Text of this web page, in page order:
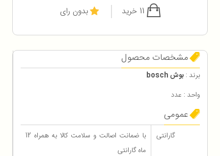
بدون رای
مشخصات محصول
برند : بوش bosch
واحد : عدد
عمومی
گارانتی
با ضمانت اصالت و سلامت کالا به همراه 12
ماه گارانتی